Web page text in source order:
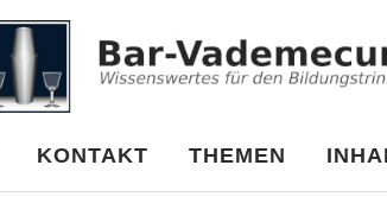
KONTAKT THEMEN